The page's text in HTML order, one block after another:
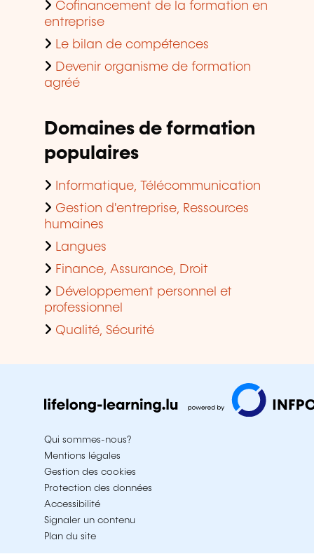
Cofinancement de la formation en
entreprise
Le bilan de compétences
Devenir organisme de formation
agréé
Domaines de formation
populaires
Informatique, Télécommunication
Gestion d'entreprise, Ressources
humaines
Langues
Finance, Assurance, Droit
Développement personnel et
professionnel
Qualité, Sécurité
Qui sommes-nous?
Mentions légales
Gestion des cookies
Protection des données
Accessibilité
Signaler un contenu
Plan du site